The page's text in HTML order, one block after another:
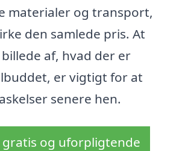
materialer og transport,
den samlede pris. At
af, hvad der er
er vigtigt for at
senere hen.
gratis og uforpligtende